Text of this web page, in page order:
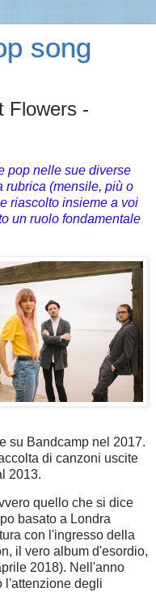
song
Flowers -
pop nelle sue diverse
rubrica (mensile, più o
riascolto insieme a voi
un ruolo fondamentale
su Bandcamp nel 2017.
di canzoni uscite
2013.
quello che si dice
basato a Londra
con l'ingresso della
il vero album d'esordio,
2018). Nell'anno
l'attenzione degli